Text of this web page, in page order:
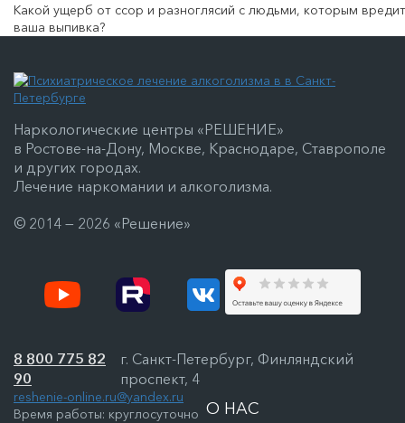
Какой ущерб от ссор и разноглясий с людьми, которым вредит
ваша выпивка?
Наркологические центры «РЕШЕНИЕ»
в Ростове-на-Дону, Москве, Краснодаре, Ставрополе
и других городах.
Лечение наркомании и алкоголизма.
© 2014 — 2026 «Решение»
О НАС
8 800 775 82
90
г. Санкт-Петербург, Финляндский
проспект, 4
reshenie-online.ru@yandex.ru
Время работы: круглосуточно